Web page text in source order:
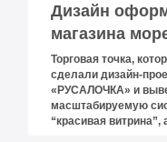
Дизайн
магазина
Торговая точка,
сделали дизайн-
«РУСАЛОЧКА» и
масштабируемую
“красивая